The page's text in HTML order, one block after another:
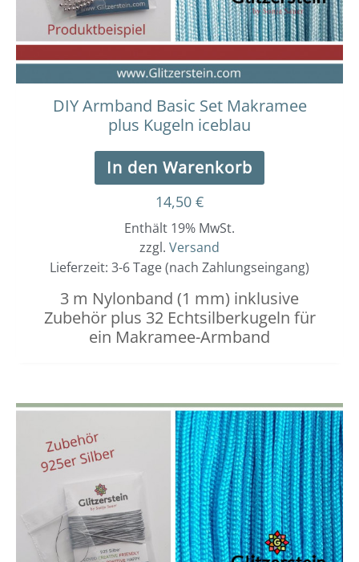
DIY Armband Basic Set Makramee
plus Kugeln iceblau
In den Warenkorb
14,50 €
Enthält 19% MwSt.
zzgl. Versand
Lieferzeit: 3-6 Tage (nach Zahlungseingang)
3 m Nylonband (1 mm) inklusive
Zubehör plus 32 Echtsilberkugeln für
ein Makramee-Armband